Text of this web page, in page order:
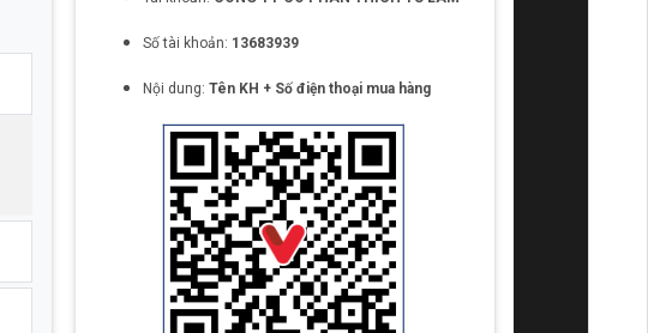
Số tài khoản: 13683939
Nội dung: Tên KH + Số điện thoại mua hàng